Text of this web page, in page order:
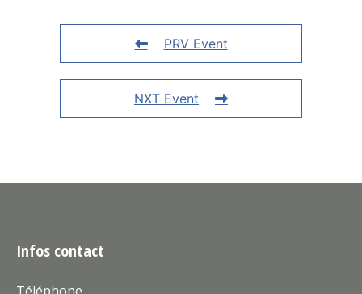
PRV Event
NXT Event
Infos contact